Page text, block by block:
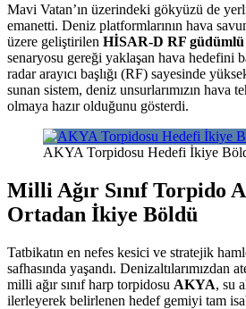
Mavi Vatan’ın üzerindeki gökyüzü de
emanetti. Deniz platformlarının hava
üzere geliştirilen HİSAR-D RF güdümlü
senaryosu gereği yaklaşan hava hedefini
radar arayıcı başlığı (RF) sayesinde
sunan sistem, deniz unsurlarımızın hava
olmaya hazır olduğunu gösterdi.
AKYA Torpidosu Hedefi İkiye
Milli Ağır Sınıf Torpido
Ortadan İkiye Böldü
Tatbikatın en nefes kesici ve stratejik
safhasında yaşandı. Denizaltılarımızdan
milli ağır sınıf harp torpidosu AKYA, su
ilerleyerek belirlenen hedef gemiyi tam